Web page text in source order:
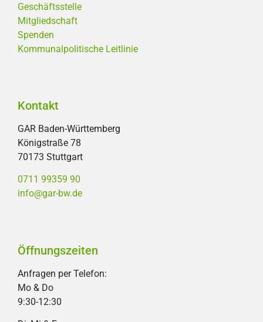
Geschäftsstelle
Mitgliedschaft
Spenden
Kommunalpolitische Leitlinie
Kontakt
GAR Baden-Württemberg
Königstraße 78
70173 Stuttgart
0711 99359 90
info@gar-bw.de
Öffnungszeiten
Anfragen per Telefon:
Mo & Do
9:30-12:30